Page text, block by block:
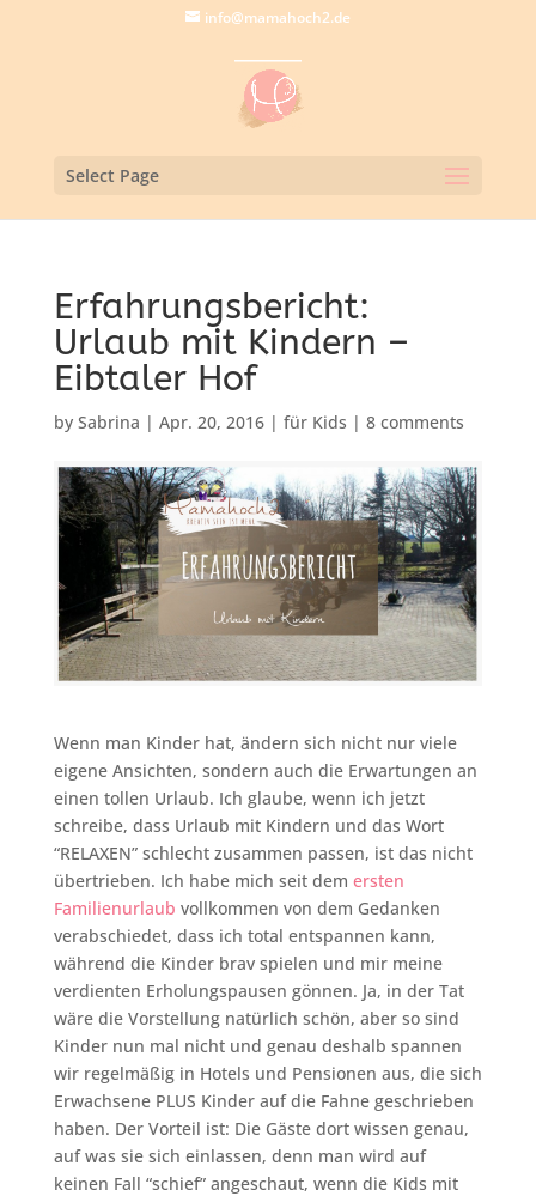
info@mamahoch2.de
Select Page
Erfahrungsbericht:
Urlaub mit Kindern –
Eibtaler Hof
by Sabrina | Apr. 20, 2016| für Kids | 8 comments
Wenn man Kinder hat, ändern sich nicht nur viele
eigene Ansichten, sondern auch die Erwartungen an
einen tollen Urlaub. Ich glaube, wenn ich jetzt
schreibe, dass Urlaub mit Kindern und das Wort
“RELAXEN” schlecht zusammen passen, ist das nicht
übertrieben. Ich habe mich seit dem ersten
Familienurlaub vollkommen von dem Gedanken
verabschiedet, dass ich total entspannen kann,
während die Kinder brav spielen und mir meine
verdienten Erholungspausen gönnen. Ja, in der Tat
wäre die Vorstellung natürlich schön, aber so sind
Kinder nun mal nicht und genau deshalb spannen
wir regelmäßig in Hotels und Pensionen aus, die sich
Erwachsene PLUS Kinder auf die Fahne geschrieben
haben. Der Vorteil ist: Die Gäste dort wissen genau,
auf was sie sich einlassen, denn man wird auf
keinen Fall “schief” angeschaut, wenn die Kids mit